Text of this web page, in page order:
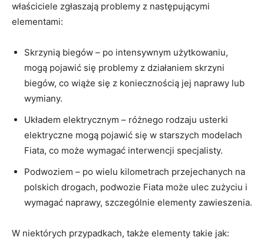
właściciele zgłaszają ⁤problemy z następującymi
‍elementami:
Skrzynią biegów – po intensywnym użytkowaniu,
mogą pojawić się problemy​ z‍ działaniem skrzyni
biegów, co wiąże się⁢ z koniecznością jej‍ naprawy ‌lub​
wymiany.
Układem ‍elektrycznym ⁤– ‍różnego‍ rodzaju usterki⁢
elektryczne mogą‌ pojawić się w starszych modelach
Fiata, co może wymagać interwencji specjalisty.
Podwoziem ⁤– po wielu kilometrach przejechanych na
polskich drogach, podwozie Fiata może ulec zużyciu i
wymagać naprawy, szczególnie elementy zawieszenia.
W‍ niektórych przypadkach, także elementy takie ⁤jak: